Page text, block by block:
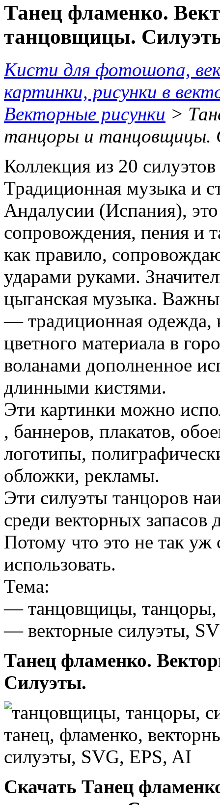
Танец фламенко.
танцовщицы.
Кисти для фотошопа,
картинки, рисунки в
Векторные рисунки >
танцоры и танцовщицы.
Коллекция из 20
Традиционная музыка и
Андалусии (Испания),
сопровождения, пения и
как правило,
ударами руками.
цыганская музыка.
— традиционная одежда,
цветного материала в
воланами дополненное
длинными кистями.
Эти картинки можно
, баннеров, плакатов,
логотипы,
обложки, рекламы.
Эти силуэты танцоров
среди векторных
Потому что это не так уж
использовать.
Тема:
— танцовщицы, танцоры,
— векторные силуэты,
Танец фламенко.
Силуэты.
Скачать Танец